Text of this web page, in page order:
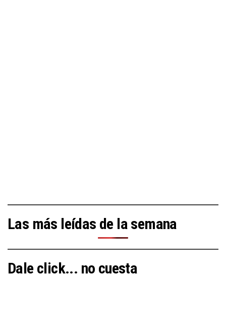
Las más leídas de la semana
Dale click... no cuesta